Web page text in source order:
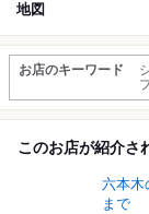
地図
お店のキーワード
このお店が紹介さ
六本木
まで